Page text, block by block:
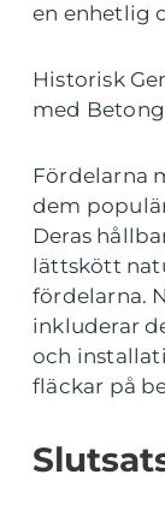
en enhetlig
Historisk
med
Fördelarna
dem
Deras
lättskött
fördelarna.
inkluderar
och
fläckar på